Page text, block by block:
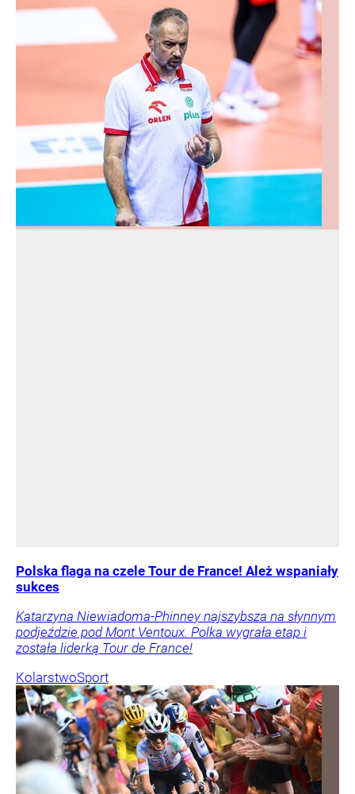
Polska flaga na czele Tour de France! Ależ wspaniały
sukces
Katarzyna Niewiadoma-Phinney najszybsza na słynnym
podjeździe pod Mont Ventoux. Polka wygrała etap i
została liderką Tour de France!
KolarstwoSport